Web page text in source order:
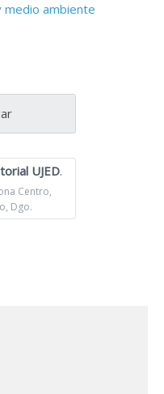
medio ambiente
UJED.
Centro,
Dgo.